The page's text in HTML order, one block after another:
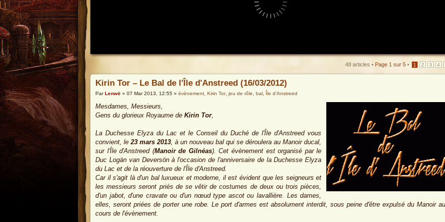
48 articles • Page 1 sur5 • 1 2 3 4
Kirin Tor – Le Bal de l'Île d'Anstreed (16/03/2012)
ParLenwë » 07 Mar 2013, 12:55 » évènement Kirin Tor, jeu de rôle bal Île d'Anstreed
Mesdames, Messieurs,
Gens du glorieux Royaume de Kirin Tor,
La Duchesse Elyza du Lac et le Conseil du Duché de l'Île d'Anstreed vous
convient, le23 mars 2013, à un nouveau bal qui se déroulera au Manoir ducal,
sur l'Île d'Anstreed (Manoir de Gilnéas). Cet évènement est organisé par le
Duc Logän van Deversön à l'occasion de l'anniversaire de la Duchesse Elyza
du Lac et de la réouverture de l'Île d'Anstreed.
Car il s'agit là d'un bal luxueux et moderne, il est évident que les seigneurs et
les messieurs seront priés de se vêtir de costumes de deux ou trois pièces,
d'un jabot, d'une cravate ou d'un nœud type ascot ou lavallière. Les dames,
elles, seront priées de porter une robe. Le port d'armes est absolument interdit, sous peine d'être expulsé du Manoir
cours de l'évènement.